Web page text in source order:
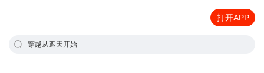
打开APP
穿越从遮天开始